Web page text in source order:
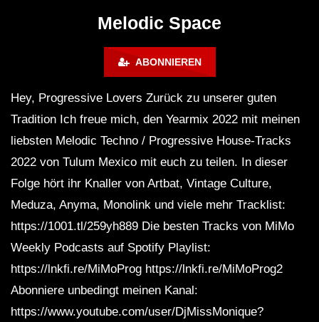
Melodic Space
ABONNIEREN
Hey, Progressive Lovers Zurück zu unserer guten
Tradition Ich freue mich, den Yearmix 2022 mit meinen
liebsten Melodic Techno / Progressive House-Tracks
2022 von Tulum Mexico mit euch zu teilen. In dieser
Folge hört ihr Knaller von Artbat, Vintage Culture,
Meduza, Anyma, Monolink und viele mehr Tracklist:
https://1001.tl/259yh889 Die besten Tracks von MiMo
Weekly Podcasts auf Spotify Playlist:
https://lnkfi.re/MiMoProg https://lnkfi.re/MiMoProg2
Abonniere unbedingt meinen Kanal:
https://www.youtube.com/user/DjMissMonique?